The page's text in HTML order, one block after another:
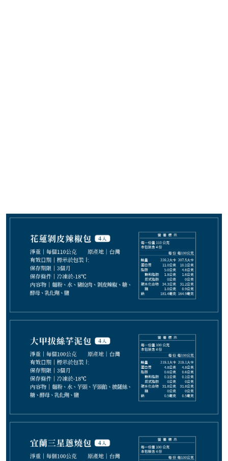
NT$677NT$ 778
剩 件